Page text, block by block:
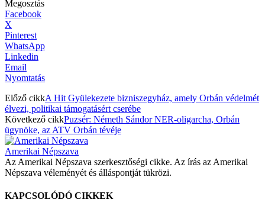
Megosztás
Facebook
X
Pinterest
WhatsApp
Linkedin
Email
Nyomtatás
Előző cikkA Hit Gyülekezete bizniszegyház, amely Orbán védelmét
élvezi, politikai támogatásért cserébe
Következő cikkPuzsér: Németh Sándor NER-oligarcha, Orbán
ügynöke, az ATV Orbán tévéje
Amerikai Népszava
Az Amerikai Népszava szerkesztőségi cikke. Az írás az Amerikai
Népszava véleményét és álláspontját tükrözi.
KAPCSOLÓDÓ CIKKEK